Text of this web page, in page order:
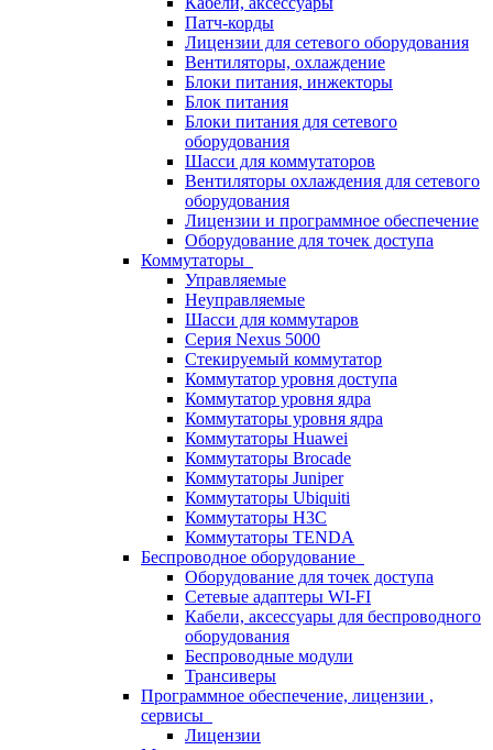
Патч-корды
Лицензии для сетевого оборудования
Вентиляторы, охлаждение
Блоки питания, инжекторы
Блок питания
Блоки питания для сетевого
оборудования
Шасси для коммутаторов
Вентиляторы охлаждения для сетевого
оборудования
Лицензии и программное обеспечение
Оборудование для точек доступа
Коммутаторы
Управляемые
Неуправляемые
Шасси для коммутаров
Серия Nexus 5000
Стекируемый коммутатор
Коммутатор уровня доступа
Коммутатор уровня ядра
Коммутаторы уровня ядра
Коммутаторы Huawei
Коммутаторы Brocade
Коммутаторы Juniper
Коммутаторы Ubiquiti
Коммутаторы H3C
Коммутаторы TENDA
Беспроводное оборудование
Оборудование для точек доступа
Сетевые адаптеры WI-FI
Кабели, аксессуары для беспроводного
оборудования
Беспроводные модули
Трансиверы
Программное обеспечение, лицензии ,
сервисы
Лицензии